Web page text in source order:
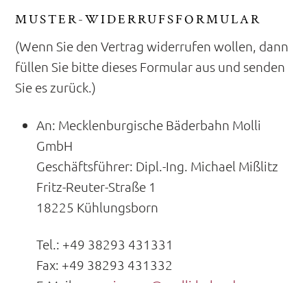
MUSTER-WIDERRUFSFORMULAR
(Wenn Sie den Vertrag widerrufen wollen, dann
füllen Sie bitte dieses Formular aus und senden
Sie es zurück.)
An: Mecklenburgische Bäderbahn Molli
GmbH
Geschäftsführer: Dipl.-Ing. Michael Mißlitz
Fritz-Reuter-Straße 1
18225 Kühlungsborn
Tel.: +49 38293 431331
Fax: +49 38293 431332